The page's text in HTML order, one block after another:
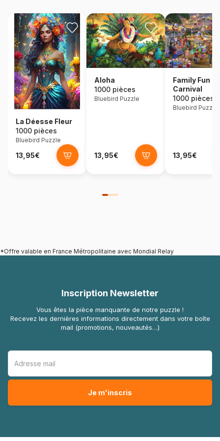
La Déesse Fleur
1000 pièces
Bluebird Puzzle
13,95€
Aloha
1000 pièces
Bluebird Puzzle
13,95€
Family Fun
Carnival
1000 pièces
Bluebird Puzzle
13,95€
*Offre valable en France Métropolitaine avec Mondial Relay
Inscription Newsletter
Vous êtes la pièce manquante de notre puzzle !
Recevez les dernières informations directement dans votre boîte
mail (promotions, nouveautés…)